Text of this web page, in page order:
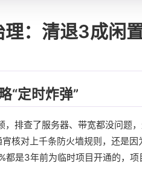
：清退3成闲
“定时炸弹”
排查了服务器、带宽都没问题
核对上千条防火墙规则，还是
是3年前为临时项目开通的，项